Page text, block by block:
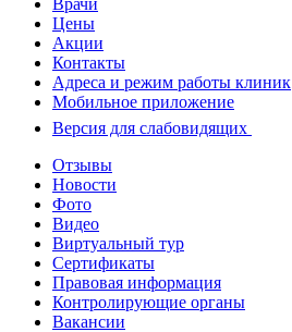
Врачи
Цены
Акции
Контакты
Адреса и режим работы клиник
Мобильное приложение
Версия для слабовидящих
Отзывы
Новости
Фото
Видео
Виртуальный тур
Сертификаты
Правовая информация
Контролирующие органы
Вакансии